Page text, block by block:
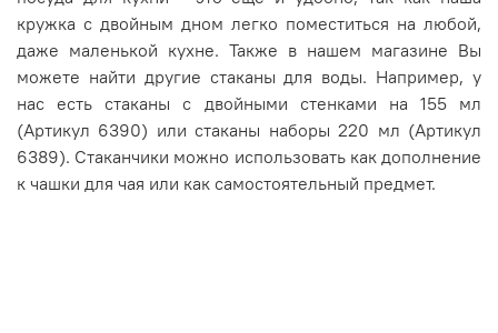
кружка с двойным дном легко поместиться на любой,
даже маленькой кухне. Также в нашем магазине Вы
можете найти другие стаканы для воды. Например, у
нас есть стаканы с двойными стенками на 155 мл
(Артикул 6390) или стаканы наборы 220 мл (Артикул
6389). Стаканчики можно использовать как дополнение
к чашки для чая или как самостоятельный предмет.